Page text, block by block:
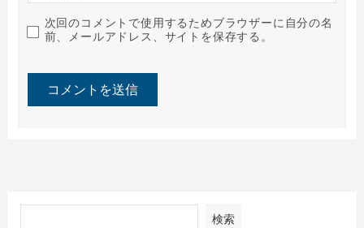
次回のコメントで使用するためブラウザーに自分の名
前、メールアドレス、サイトを保存する。
検索